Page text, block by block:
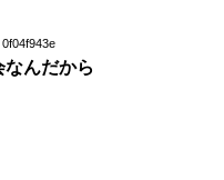
0f04f943e
んだから